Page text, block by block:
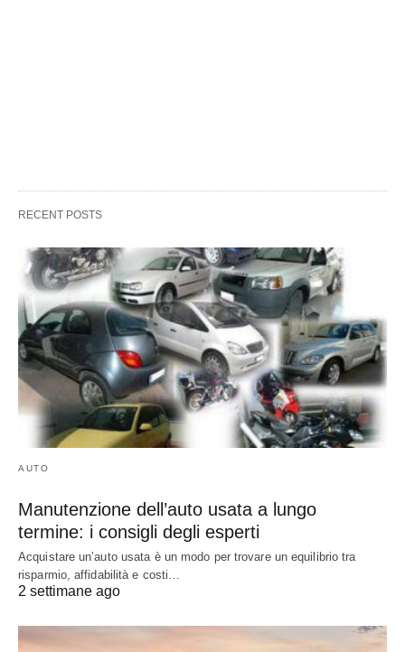
RECENT POSTS
AUTO
Manutenzione dell’auto usata a lungo
termine: i consigli degli esperti
Acquistare un’auto usata è un modo per trovare un equilibrio tra
risparmio, affidabilità e costi…
2 settimane ago